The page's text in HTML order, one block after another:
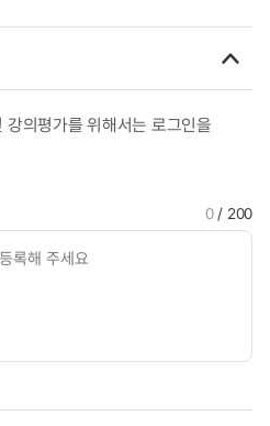
강의평가를 위해서는 로그인을
0/ 200